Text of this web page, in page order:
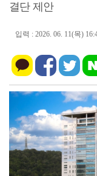
장성군, 2027년 '농
전남광주특별시 북구
장성군, 불법 하천
결단 제안
입력 : 2026. 06. 11(목)